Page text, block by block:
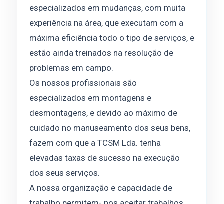
especializados em mudanças, com muita
experiência na área, que executam com a
máxima eficiência todo o tipo de serviços, e
estão ainda treinados na resolução de
problemas em campo.
Os nossos profissionais são
especializados em montagens e
desmontagens, e devido ao máximo de
cuidado no manuseamento dos seus bens,
fazem com que a TCSM Lda. tenha
elevadas taxas de sucesso na execução
dos seus serviços.
A nossa organização e capacidade de